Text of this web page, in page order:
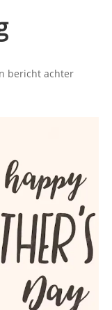
bericht achter